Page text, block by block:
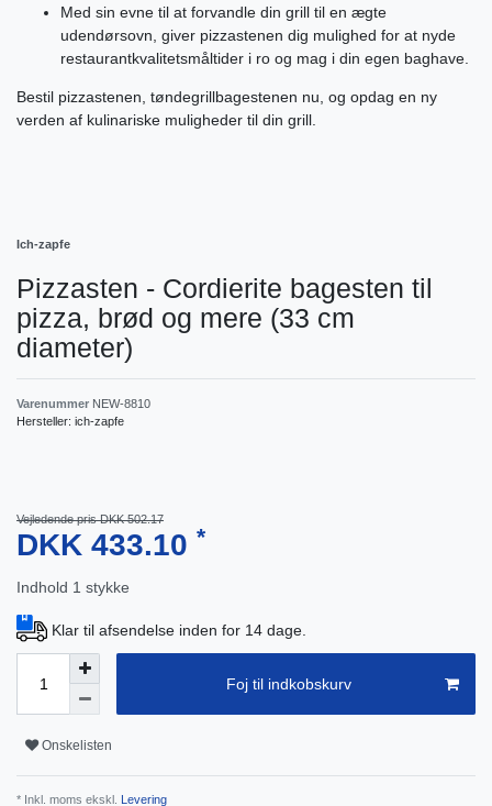
Med sin evne til at forvandle din grill til en ægte
udendørsovn, giver pizzastenen dig mulighed for at nyde
restaurantkvalitetsmåltider i ro og mag i din egen baghave.
Bestil pizzastenen, tøndegrillbagestenen nu, og opdag en ny
verden af ​​kulinariske muligheder til din grill.
Ich-zapfe
Pizzasten - Cordierite bagesten til
pizza, brød og mere (33 cm
diameter)
Varenummer NEW-8810
Hersteller: ich-zapfe
Vejledende pris DKK 502.17
DKK 433.10 *
Indhold 1 stykke
Klar til afsendelse inden for 14 dage.
Foj til indkobskurv
Onskelisten
* Inkl. moms ekskl. Levering